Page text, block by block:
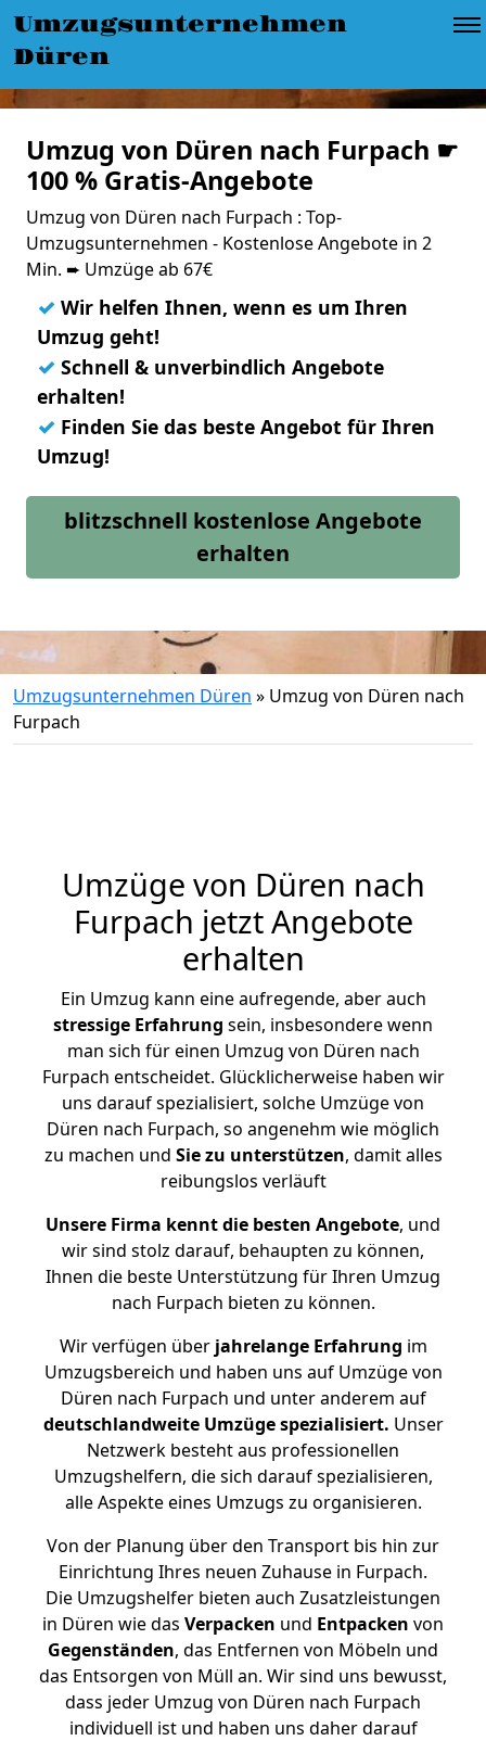
Umzugsunternehmen
Düren
Umzug von Düren nach Furpach ☛
100 % Gratis-Angebote
Umzug von Düren nach Furpach : Top-
Umzugsunternehmen - Kostenlose Angebote in 2
Min. ➨ Umzüge ab 67€
✓ Wir helfen Ihnen, wenn es um Ihren
Umzug geht!
✓ Schnell & unverbindlich Angebote
erhalten!
✓ Finden Sie das beste Angebot für Ihren
Umzug!
blitzschnell kostenlose Angebote
erhalten
Umzugsunternehmen Düren » Umzug von Düren nach
Furpach
Umzüge von Düren nach
Furpach jetzt Angebote
erhalten
Ein Umzug kann eine aufregende, aber auch
stressige Erfahrung sein, insbesondere wenn
man sich für einen Umzug von Düren nach
Furpach entscheidet. Glücklicherweise haben wir
uns darauf spezialisiert, solche Umzüge von
Düren nach Furpach, so angenehm wie möglich
zu machen und Sie zu unterstützen, damit alles
reibungslos verläuft
Unsere Firma kennt die besten Angebote, und
wir sind stolz darauf, behaupten zu können,
Ihnen die beste Unterstützung für Ihren Umzug
nach Furpach bieten zu können.
Wir verfügen überjahrelange Erfahrung im
Umzugsbereich und haben uns auf Umzüge von
Düren nach Furpach und unter anderem auf
deutschlandweite Umzüge spezialisiert. Unser
Netzwerk besteht aus professionellen
Umzugshelfern, die sich darauf spezialisieren,
alle Aspekte eines Umzugs zu organisieren.
Von der Planung über den Transport bis hin zur
Einrichtung Ihres neuen Zuhause in Furpach.
Die Umzugshelfer bieten auch Zusatzleistungen
in Düren wie das Verpacken und Entpacken von
Gegenständen, das Entfernen von Möbeln und
das Entsorgen von Müll an. Wir sind uns bewusst,
dass jeder Umzug von Düren nach Furpach
individuell ist und haben uns daher darauf